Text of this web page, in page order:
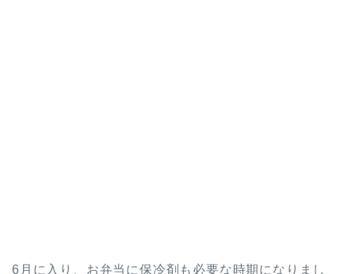
6月に入り、お弁当に保冷剤も必要な時期になりまし